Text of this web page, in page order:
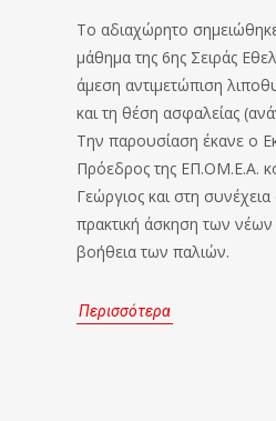
Το αδιαχώρητο
μάθημα της 6ης Σειράς
άμεση αντιμετώπιση
και τη θέση ασφαλείας
Την παρουσίαση έκανε ο
Πρόεδρος της ΕΠ.ΟΜ.Ε.Α.
Γεώργιος και στη
πρακτική άσκηση των
βοήθεια των παλιών.
Περισσότερα